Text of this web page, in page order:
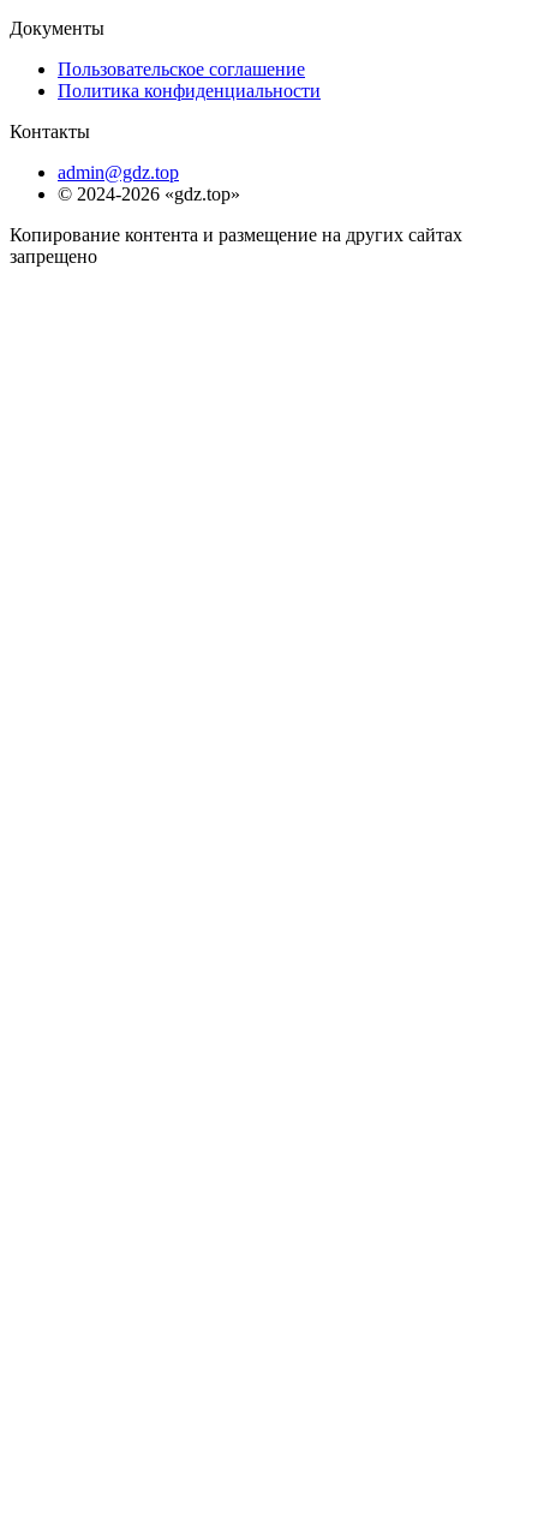
Документы
Пользовательское соглашение
Политика конфиденциальности
Контакты
admin@gdz.top
© 2024-2026 «gdz.top»
Копирование контента и размещение на других сайтах
запрещено